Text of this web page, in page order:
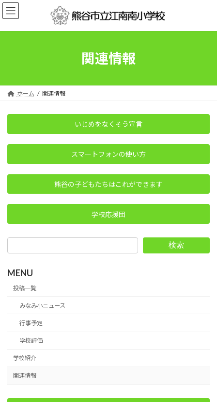
コ
ン
ン
ナ
ビ
ー
関連情報
ホーム 関連情報
いじめをなくそう宣言
スマートフォンの使い方
熊谷の子どもたちはこれができます
学校応援団
検索
MENU
投稿一覧
みなみ小ニュース
行事予定
学校評価
学校紹介
関連情報